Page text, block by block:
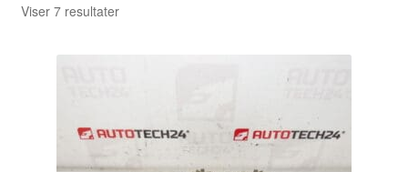
Viser 7 resultaterSorteret